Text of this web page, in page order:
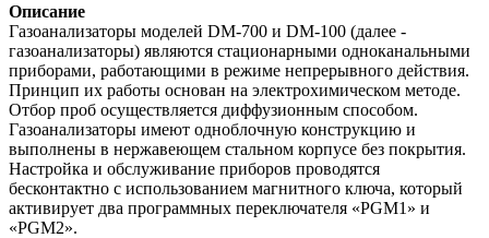
Описание
Газоанализаторы моделей DM-700 и DM-100 (далее -
газоанализаторы) являются стационарными одноканальными
приборами, работающими в режиме непрерывного действия.
Принцип их работы основан на электрохимическом методе.
Отбор проб осуществляется диффузионным способом.
Газоанализаторы имеют одноблочную конструкцию и
выполнены в нержавеющем стальном корпусе без покрытия.
Настройка и обслуживание приборов проводятся
бесконтактно с использованием магнитного ключа, который
активирует два программных переключателя «PGM1» и
«PGM2».